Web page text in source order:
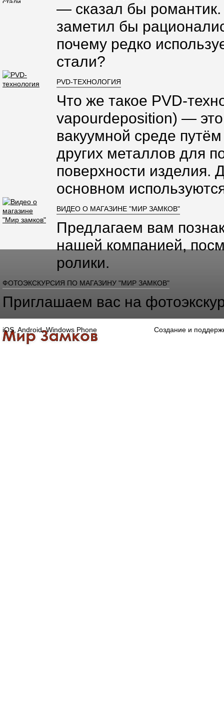
— сказал бы
заметил бы
почему редко
стали?
PVD-ТЕХНОЛОГИЯ
Что же такое PVD-
vapourdeposition) —
вакуумной среде
других металлов для
поверхности изделия.
основном
ВИДЕО О МАГАЗИНЕ "МИР ЗАМКОВ"
Предлагаем вам
нашей компанией,
ролики.
ФОТОЭКСКУРСИЯ ПО МАГАЗИНУ "МИР ЗАМКОВ"
Приглашаем вас на
Главная
Каталог
iOS, Android, Windows Phone Создание и